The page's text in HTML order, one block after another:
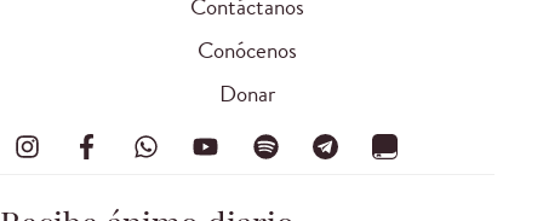
Conócenos
Donar